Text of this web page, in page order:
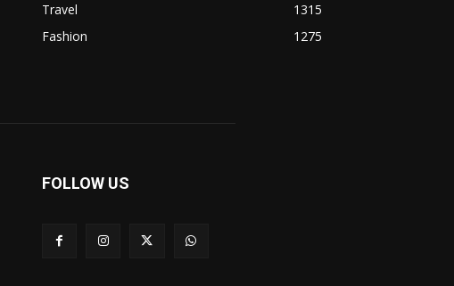
Travel
1315
Fashion
1275
FOLLOW US